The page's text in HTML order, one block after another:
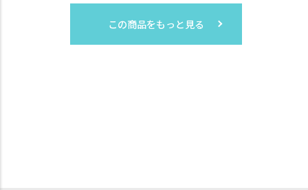
この商品をもっと見る